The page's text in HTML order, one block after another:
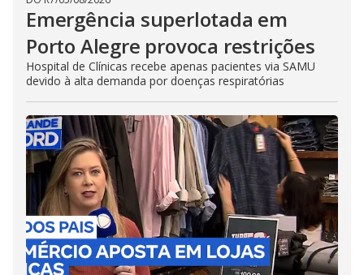
Emergência superlotada em
Porto Alegre provoca restrições
Hospital de Clínicas recebe apenas pacientes via SAMU
devido à alta demanda por doenças respiratórias